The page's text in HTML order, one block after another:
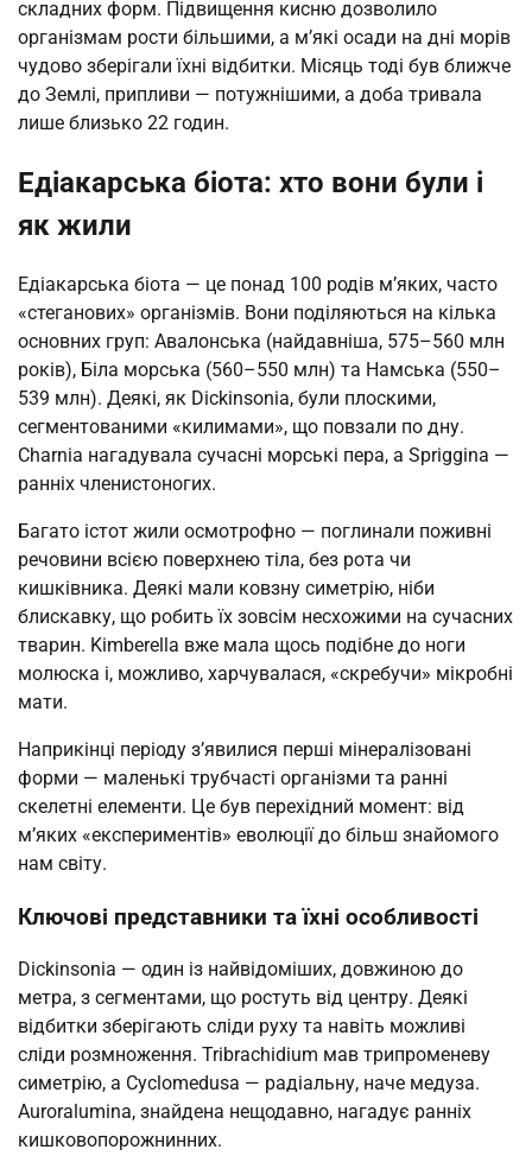
складних форм. Підвищення кисню дозволило
організмам рости більшими, а м’які осади на дні морів
чудово зберігали їхні відбитки. Місяць тоді був ближче
до Землі, припливи — потужнішими, а доба тривала
лише близько 22 годин.
Едіакарська біота: хто вони були і
як жили
Едіакарська біота — це понад 100 родів м’яких, часто
«стеганових» організмів. Вони поділяються на кілька
основних груп: Авалонська (найдавніша, 575–560 млн
років), Біла морська (560–550 млн) та Намська (550–
539 млн). Деякі, як Dickinsonia, були плоскими,
сегментованими «килимами», що повзали по дну.
Charnia нагадувала сучасні морські пера, а Spriggina —
ранніх членистоногих.
Багато істот жили осмотрофно — поглинали поживні
речовини всією поверхнею тіла, без рота чи
кишківника. Деякі мали ковзну симетрію, ніби
блискавку, що робить їх зовсім несхожими на сучасних
тварин. Kimberella вже мала щось подібне до ноги
молюска і, можливо, харчувалася, «скребучи» мікробні
мати.
Наприкінці періоду з’явилися перші мінералізовані
форми — маленькі трубчасті організми та ранні
скелетні елементи. Це був перехідний момент: від
м’яких «експериментів» еволюції до більш знайомого
нам світу.
Ключові представники та їхні особливості
Dickinsonia — один із найвідоміших, довжиною до
метра, з сегментами, що ростуть від центру. Деякі
відбитки зберігають сліди руху та навіть можливі
сліди розмноження. Tribrachidium мав трипроменеву
симетрію, а Cyclomedusa — радіальну, наче медуза.
Auroralumina, знайдена нещодавно, нагадує ранніх
кишковопорожнинних.